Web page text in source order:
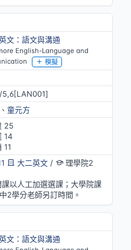
文：語文與溝通
English-Language and
模擬
5,6[LAN001]
童元方
25
14
11
大二英文/ 理學院2
課以人工加選選課；大學院課
2學分老師另訂時間。
文：語文與溝通